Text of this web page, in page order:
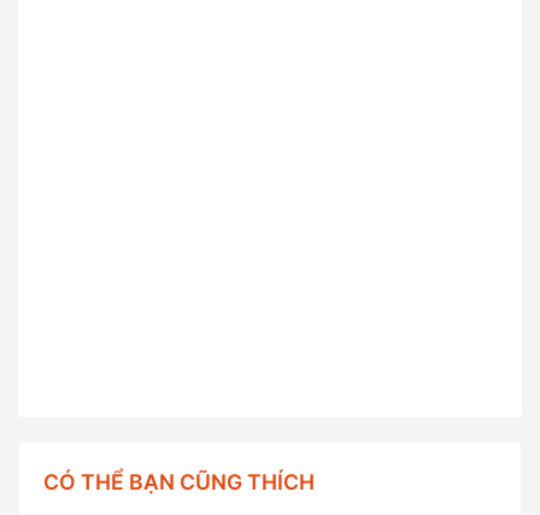
CÓ THỂ BẠN CŨNG THÍCH